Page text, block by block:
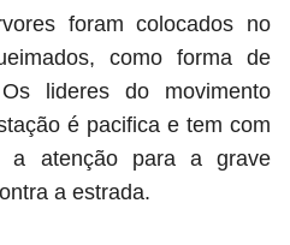
foram colocados no
como forma de
lideres do movimento
é pacifica e tem com
a atenção para a grave
a estrada.